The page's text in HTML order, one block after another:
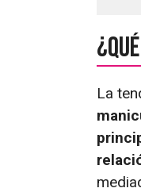
La